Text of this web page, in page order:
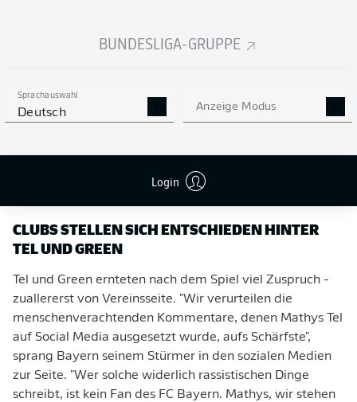
BUNDESLIGA-GRUPPE
Sprachauswahl
Deutsch Anzeige Modus
Login
beleidigt worden sein. "Es war ein Zuschauer während
wollte. Und das tut denen dann am meisten weh",
äußerte sich Green via Fürther Vereinsmedien.
CLUBS STELLEN SICH ENTSCHIEDEN HINTER
TEL UND GREEN
Tel und Green ernteten nach dem Spiel viel Zuspruch -
zuallererst von Vereinsseite. "Wir verurteilen die
menschenverachtenden Kommentare, denen Mathys Tel
auf Social Media ausgesetzt wurde, aufs Schärfste",
sprang Bayern seinem Stürmer in den sozialen Medien
zur Seite. "Wer solche widerlich rassistischen Dinge
schreibt, ist kein Fan des FC Bayern. Mathys, wir stehen